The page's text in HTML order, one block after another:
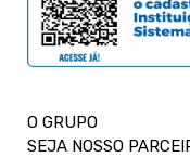
O GRUPO
SEJA NOSSO